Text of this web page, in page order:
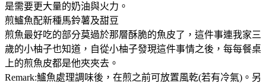
是需要更大量的奶油與火力。
煎鱸魚配新種馬鈴薯及甜豆
煎魚最好吃的部分莫過於那層酥脆的魚皮了，這件事連我家三
歲的小柚子也知道，自從小柚子發現這件事情之後，每每餐桌
上的煎魚皮都是他夾夾去。
Remark:鱸魚處理調味後，在煎之前可放置風乾(若有冷氣)。另